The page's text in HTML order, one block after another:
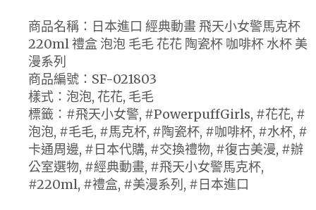
商品名稱：日本進口 經典動畫 飛天小女警馬克杯
220ml 禮盒 泡泡 毛毛 花花 陶瓷杯 咖啡杯 水杯 美
漫系列
商品編號：SF-021803
樣式：泡泡, 花花, 毛毛
標籤：#飛天小女警, #PowerpuffGirls, #花花, #
泡泡, #毛毛, #馬克杯, #陶瓷杯, #咖啡杯, #水杯, #
卡通周邊, #日本代購, #交換禮物, #復古美漫, #辦
公室選物, #經典動畫, #飛天小女警馬克杯,
#220ml, #禮盒, #美漫系列, #日本進口